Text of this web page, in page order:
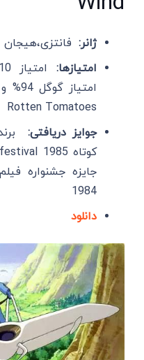
ژانر: فانتزی،هیجان
امتیازها:
Rotten Tomatoes
جوایز دریافتی:
1984
دانلود